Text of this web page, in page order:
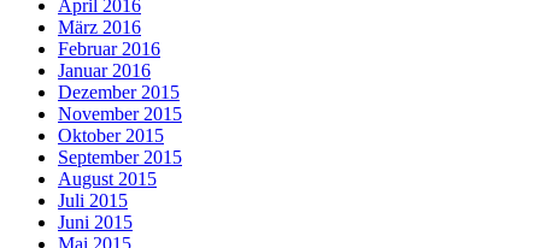
April 2016
März 2016
Februar 2016
Januar 2016
Dezember 2015
November 2015
Oktober 2015
September 2015
August 2015
Juli 2015
Juni 2015